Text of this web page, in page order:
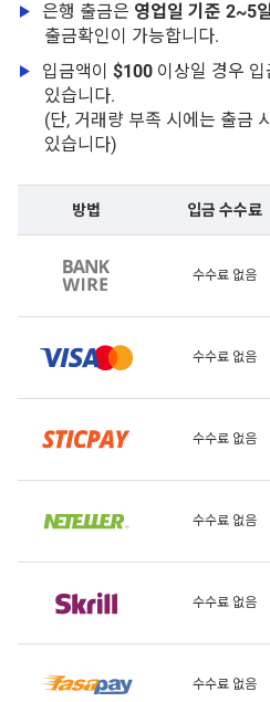
은행 출금은 영업일 기준 2~5일
출금확인이 가능합니다.
입금액이 $100 이상일 경우
있습니다.
(단, 거래량 부족 시에는 출금
있습니다)
방법 입금 수수료
수수료 없음
수수료 없음
수수료 없음
수수료 없음
수수료 없음
수수료 없음